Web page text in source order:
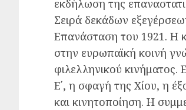
εκδήλωση της
Σειρά δεκάδων
Επανάσταση του 1921. Η
στην ευρωπαϊκή κοινή
φιλελληνικού
Ε΄, η σφαγή της Χίου, η
και κινητοποίηση. Η